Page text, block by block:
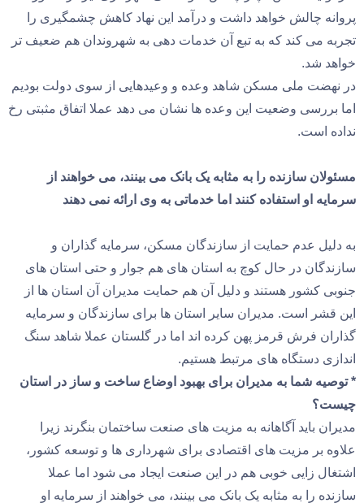
پروانه چالش خواهد داشت و درآمد این نهاد کاهش چشمگیری را
تجربه می کند که به تبع آن خدمات دهی به شهروندان هم ضعیف تر
خواهد شد.
در نهضت ملی مسکن شاهد وعده ‌و وعیدهایی از سوی دولت بودیم
اما بررسی وضعیت این وعده ها نشان می دهد عملا اتفاق مثبتی رخ
نداده است.
مسئولان سازنده را به مثابه یک بانک می بینند، می خواهند از
سرمایه او استفاده کنند اما خدماتی به وی ارائه نمی دهند
به دلیل عدم حمایت از سازندگان مسکن، سرمایه گذاران و
سازندگان در حال کوچ به استان های هم جوار و حتی استان های
جنوبی کشور هستند و دلیل آن هم حمایت مدیران آن استان ها از
این قشر است. مدیران سایر استان ها برای سازندگان و سرمایه
گذاران فرش قرمز پهن کرده اند اما در گلستان عملا شاهد سنگ
اندازی دستگاه های مرتبط هستیم.
* توصیه شما به مدیران برای بهبود اوضاع ساخت و ساز در استان
چیست؟
مدیران باید آگاهانه به مزیت های صنعت ساختمان بنگرند زیرا
علاوه بر مزیت های اقتصادی برای شهرداری ها و توسعه کشور،
اشتغال زایی خوبی هم در این صنعت ایجاد می شود اما عملا
سازنده را به مثابه یک بانک می بینند، می خواهند از سرمایه او